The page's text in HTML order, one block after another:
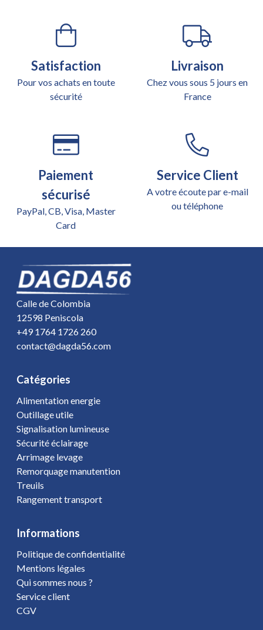
Satisfaction
Pour vos achats en toute
sécurité
Livraison
Chez vous sous 5 jours en
France
Paiement
sécurisé
PayPal, CB, Visa, Master
Card
Service Client
A votre écoute par e-mail
ou téléphone
Calle de Colombia
12598 Peniscola
+49 1764 1726 260
contact@dagda56.com
Catégories
Alimentation energie
Outillage utile
Signalisation lumineuse
Sécurité éclairage
Arrimage levage
Remorquage manutention
Treuils
Rangement transport
Informations
Politique de confidentialité
Mentions légales
Qui sommes nous ?
Service client
CGV